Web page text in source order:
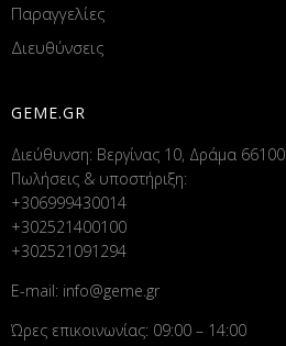
Παραγγελίες
Διευθύνσεις
GEME.GR
Διεύθυνση: Βεργίνας 10, Δράμα 66100
Πωλήσεις & υποστήριξη:
+306999430014
+302521400100
+302521091294
E-mail: info@geme.gr
Ώρες επικοινωνίας: 09:00 – 14:00